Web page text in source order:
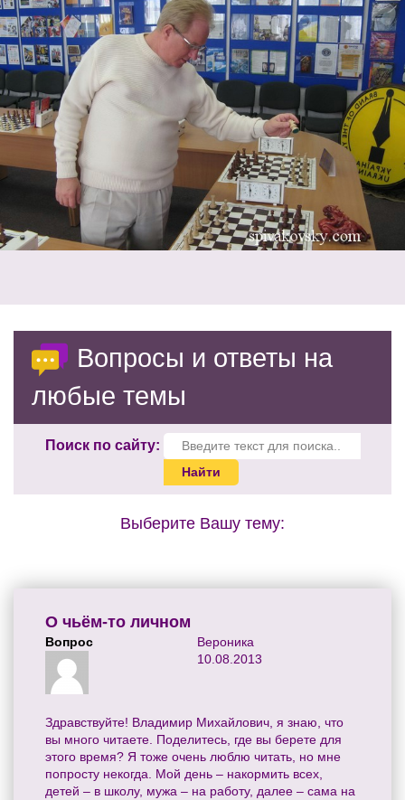
Вопросы и ответы на
любые темы
Поиск по сайту:
Выберите Вашу тему:
О чьём-то личном
Вопрос
Вероника
10.08.2013
Здравствуйте! Владимир Михайлович, я знаю, что
вы много читаете. Поделитесь, где вы берете для
этого время? Я тоже очень люблю читать, но мне
попросту некогда. Мой день – накормить всех,
детей – в школу, мужа – на работу, далее – сама на